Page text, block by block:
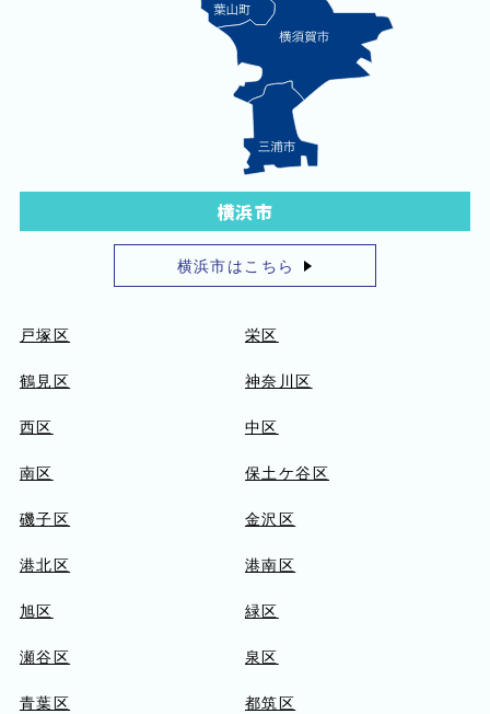
横浜市
横浜市はこちら
戸塚区 栄区
鶴見区 神奈川区
西区 中区
南区 保土ケ谷区
磯子区 金沢区
港北区 港南区
旭区 緑区
瀬谷区 泉区
青葉区 都筑区